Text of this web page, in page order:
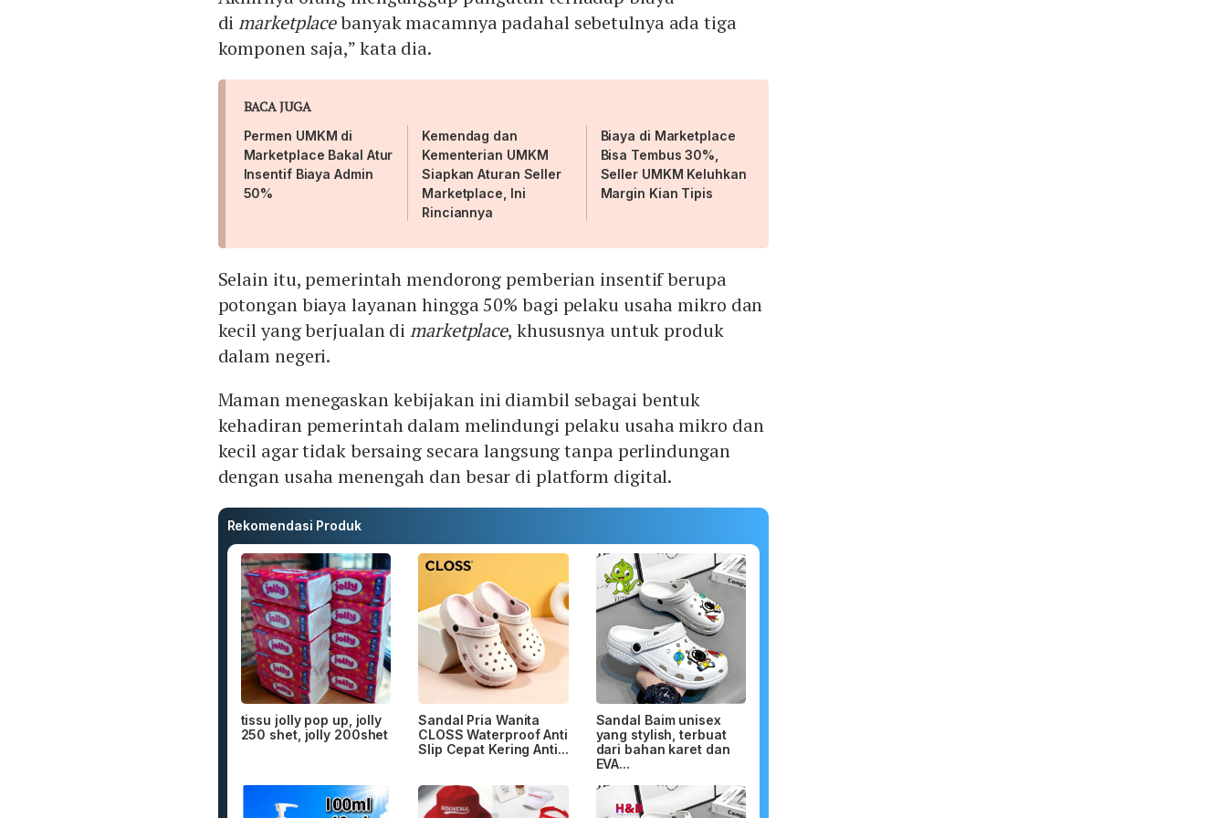
dimarketplacebanyak macamnya padahal sebetulnya ada tiga
komponen saja,” kata dia.
BACA JUGA
Permen UMKM di
Marketplace Bakal Atur
Insentif Biaya Admin
50%
Kemendag dan
Kementerian UMKM
Siapkan Aturan Seller
Marketplace, Ini
Rinciannya
Biaya di Marketplace
Bisa Tembus 30%,
Seller UMKM Keluhkan
Margin Kian Tipis
Selain itu, pemerintah mendorong pemberian insentif berupa
potongan biaya layanan hingga 50% bagi pelaku usaha mikro dan
kecil yang berjualan dimarketplace, khususnya untuk produk
dalam negeri.
Maman menegaskan kebijakan ini diambil sebagai bentuk
kehadiran pemerintah dalam melindungi pelaku usaha mikro dan
kecil agar tidak bersaing secara langsung tanpa perlindungan
dengan usaha menengah dan besar di platform digital.
Rekomendasi Produk
tissu jolly pop up, jolly
250 shet, jolly 200shet
Sandal Pria Wanita
CLOSS Waterproof Anti
Slip Cepat Kering Anti...
Sandal Baim unisex
yang stylish, terbuat
dari bahan karet dan
EVA...